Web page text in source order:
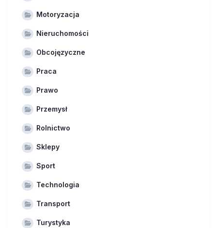
Motoryzacja
Nieruchomości
Obcojęzyczne
Praca
Prawo
Przemysł
Rolnictwo
Sklepy
Sport
Technologia
Transport
Turystyka